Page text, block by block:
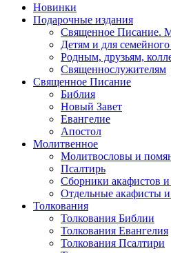
Новинки
Подарочные издания
Священное Писание.
Детям и для
Родным, друзьям,
Священнослужителям
Священное Писание
Библия
Новый Завет
Евангелие
Апостол
Молитвенное
Молитвословы и
Псалтирь
Сборники акафистов
Отдельные акафисты
Толкования
Толкования Библии
Толкования Евангелия
Толкования Псалтири